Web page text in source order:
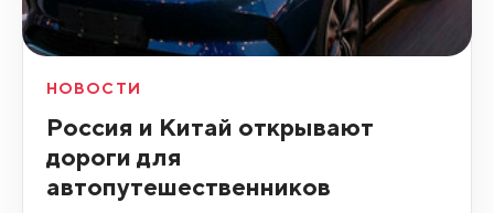
НОВОСТИ
Россия и Китай открывают
дороги для
автопутешественников